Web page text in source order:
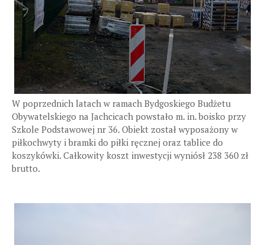
W poprzednich latach w ramach Bydgoskiego Budżetu
Obywatelskiego na Jachcicach powstało m. in. boisko przy
Szkole Podstawowej nr 36. Obiekt został wyposażony w
piłkochwyty i bramki do piłki ręcznej oraz tablice do
koszykówki. Całkowity koszt inwestycji wyniósł 238 360 zł
brutto.